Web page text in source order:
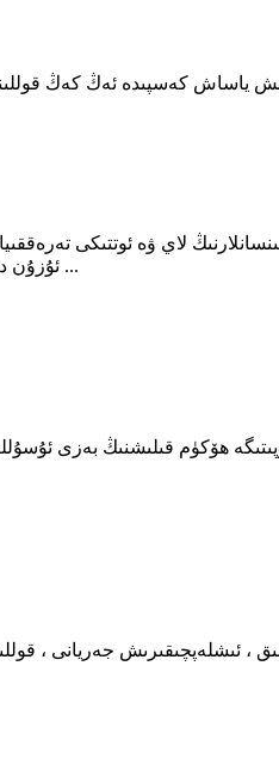
ياساش كەسپىدە ئەڭ كەڭ
لاي ۋە ئوتتىكى
ئۇزۇن دەرياسى. ئىنسانلارنىڭ مەۋجۇت بولۇپ تۇرۇشىدىكى ئاساسلىق ئېھتىياجلاردا - يېمەكلىك ، كىيىم-كېچەك ، تۇرالغۇ ۋە تىرانسىپورت ...
ھۆكۈم قىلىشنىڭ بەزى
، ئىشلەپچىقىرىش جەريانى ،